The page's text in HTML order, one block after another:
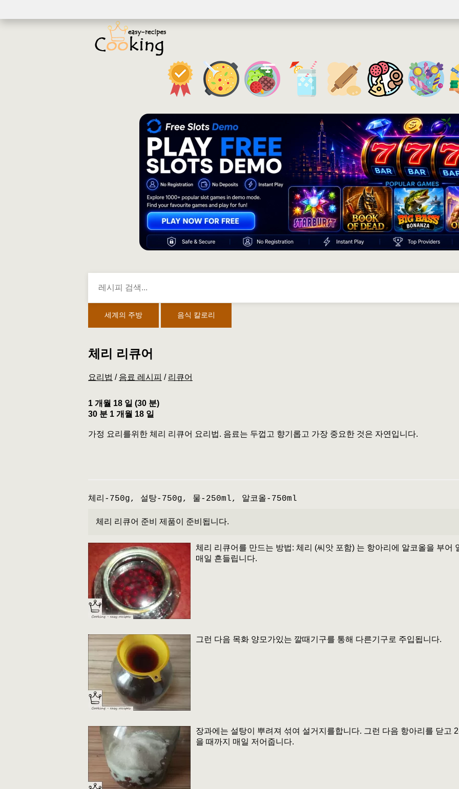
세계의 주방 음식 칼로리
체리 리큐어
요리법 / 음료 레시피 / 리큐어
1 개월 18 일 (30 분)
30 분 1 개월 18 일
가정 요리를위한 체리 리큐어 요리법. 음료는 두껍고 향기롭고 가장 중요한 것은 자연입니다.
체리-750g, 설탕-750g, 물-250ml, 알코올-750ml
체리 리큐어 준비 제품이 준비됩니다.
체리 리큐어를 만드는 방법: 체리 (씨앗 포함) 는 항아리에 알코올을 부어
매일 흔들립니다.
그런 다음 목화 양모가있는 깔때기구를 통해 다른기구로 주입됩니다.
장과에는 설탕이 뿌려져 섞여 설거지를합니다. 그런 다음 항아리를 닫고
을 때까지 매일 저어줍니다.